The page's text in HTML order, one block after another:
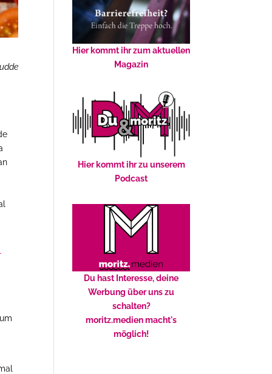
Hier kommt ihr zum aktuellen
Magazin
Hier kommt ihr zu unserem
Podcast
Du hast Interesse, deine
Werbung über uns zu
schalten?
moritz.medien macht's
möglich!